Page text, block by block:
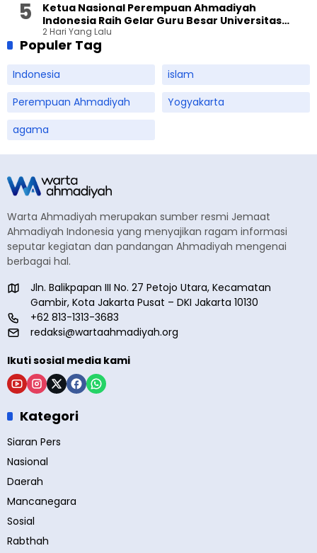
Ketua Nasional Perempuan Ahmadiyah
Indonesia Raih Gelar Guru Besar Universitas
Terbuka
2 Hari Yang Lalu
Populer Tag
Indonesia
islam
Perempuan Ahmadiyah
Yogyakarta
agama
Warta Ahmadiyah merupakan sumber resmi Jemaat
Ahmadiyah Indonesia yang menyajikan ragam informasi
seputar kegiatan dan pandangan Ahmadiyah mengenai
berbagai hal.
Jln. Balikpapan III No. 27 Petojo Utara, Kecamatan
Gambir, Kota Jakarta Pusat – DKI Jakarta 10130
+62 813-1313-3683
redaksi@wartaahmadiyah.org
Ikuti sosial media kami
Kategori
Siaran Pers
Nasional
Daerah
Mancanegara
Sosial
Rabthah